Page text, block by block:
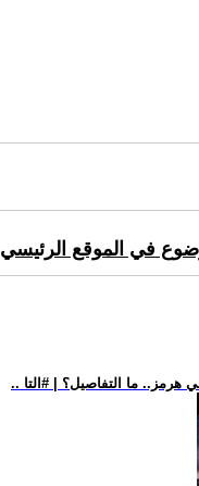
في الموقع الرئيسي
هرمز.. ما التفاصيل؟ | #التا